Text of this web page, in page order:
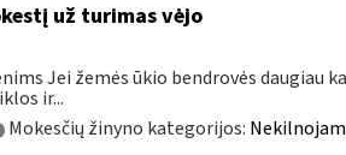
už turimas vėjo
Jei žemės ūkio bendrovės daugiau
ir...
Mokesčių žinyno kategorijos: